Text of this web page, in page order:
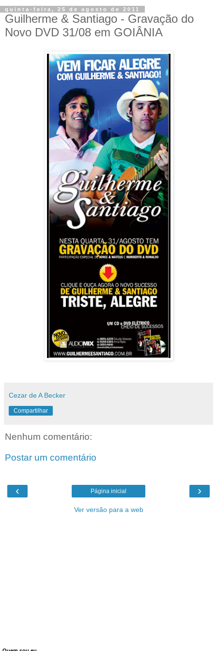
quinta-feira, 25 de agosto de 2011
Guilherme & Santiago - Gravação do
Cezar de A Becker
Compartilhar
Nenhum comentário:
Postar um comentário
‹ ›
Página inicial
Ver versão para a web